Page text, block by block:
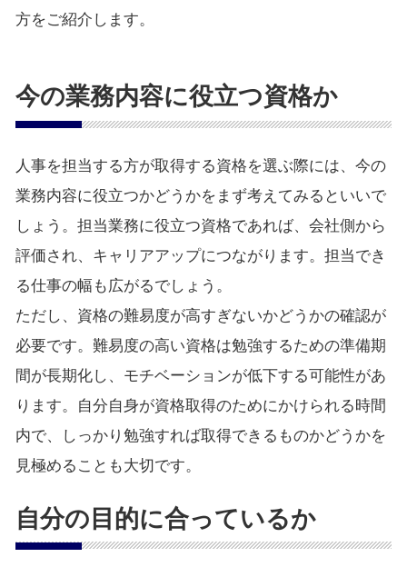
方をご紹介します。
今の業務内容に役立つ資格か
人事を担当する方が取得する資格を選ぶ際には、今の
業務内容に役立つかどうかをまず考えてみるといいで
しょう。担当業務に役立つ資格であれば、会社側から
評価され、キャリアアップにつながります。担当でき
る仕事の幅も広がるでしょう。
ただし、資格の難易度が高すぎないかどうかの確認が
必要です。難易度の高い資格は勉強するための準備期
間が長期化し、モチベーションが低下する可能性があ
ります。自分自身が資格取得のためにかけられる時間
内で、しっかり勉強すれば取得できるものかどうかを
見極めることも大切です。
自分の目的に合っているか